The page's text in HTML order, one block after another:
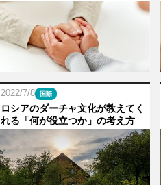
2022/7/8 国際
ロシアのダーチャ文化が教えてく
れる「何が役立つか」の考え方